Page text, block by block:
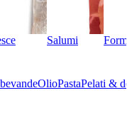
Salumi
OlioPastaPelati &